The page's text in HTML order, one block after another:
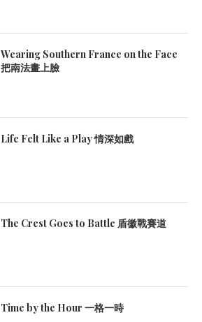
Wearing Southern France on the Face
把南法畫上臉
Life Felt Like a Play 情深如戲
The Crest Goes to Battle 盾徽戰賽道
Time by the Hour 一格一時